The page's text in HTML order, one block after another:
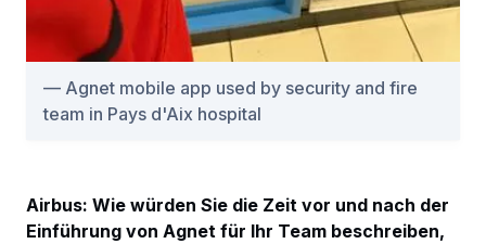
Agnet mobile app used by security and fire
team in Pays d'Aix hospital
Airbus: Wie würden Sie die Zeit vor und nach der
Einführung von Agnet für Ihr Team beschreiben,